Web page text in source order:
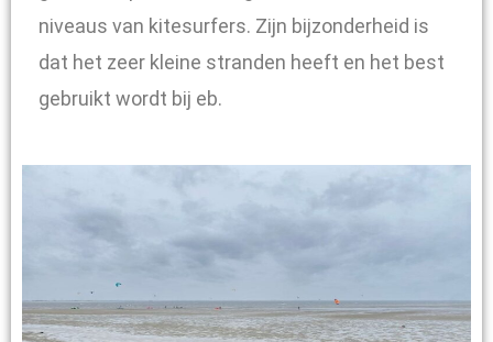
niveaus van kitesurfers. Zijn bijzonderheid is
dat het zeer kleine stranden heeft en het best
gebruikt wordt bij eb.